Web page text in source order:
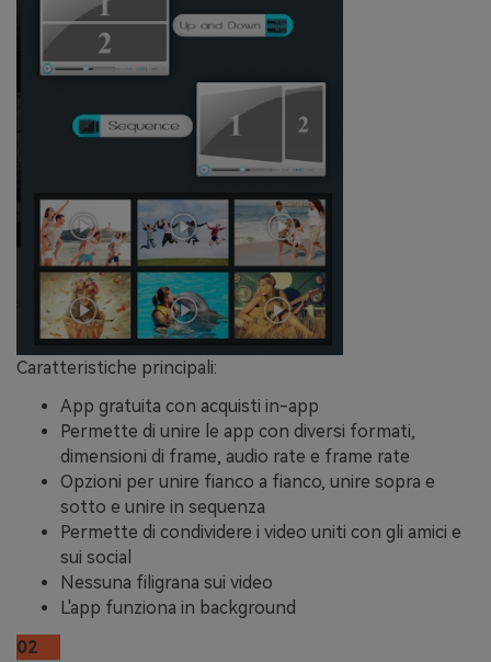
Caratteristiche principali:
App gratuita con acquisti in-app
Permette di unire le app con diversi formati,
dimensioni di frame, audio rate e frame rate
Opzioni per unire fianco a fianco, unire sopra e
sotto e unire in sequenza
Permette di condividere i video uniti con gli amici e
sui social
Nessuna filigrana sui video
L'app funziona in background
02